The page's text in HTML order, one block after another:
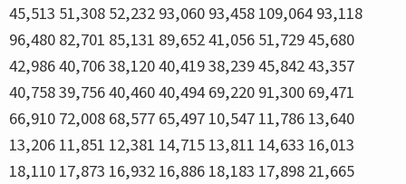
45,513 51,308 52,232 93,060 93,458 109,064 93,118
96,480 82,701 85,131 89,652 41,056 51,729 45,680
42,986 40,706 38,120 40,419 38,239 45,842 43,357
40,758 39,756 40,460 40,494 69,220 91,300 69,471
66,910 72,008 68,577 65,497 10,547 11,786 13,640
13,206 11,851 12,381 14,715 13,811 14,633 16,013
18,110 17,873 16,932 16,886 18,183 17,898 21,665